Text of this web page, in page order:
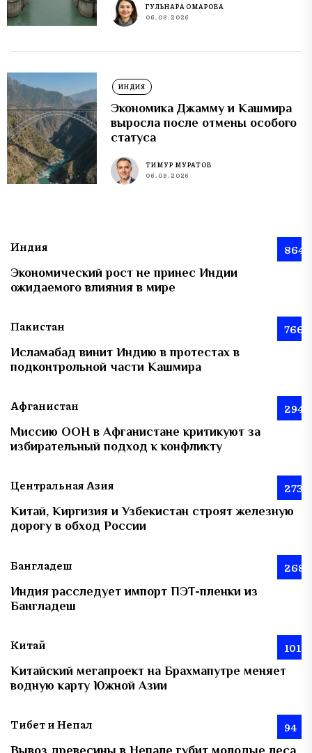
ГУЛЬНАРА ОМАРОВА
06.08.2026
ИНДИЯ
Экономика Джамму и Кашмира
выросла после отмены особого
статуса
ТИМУР МУРАТОВ
06.08.2026
Индия 864
Экономический рост не принес Индии
ожидаемого влияния в мире
Пакистан 766
Исламабад винит Индию в протестах в
подконтрольной части Кашмира
Афганистан 294
Миссию ООН в Афганистане критикуют за
избирательный подход к конфликту
Центральная Азия 273
Китай, Киргизия и Узбекистан строят железную
дорогу в обход России
Бангладеш 268
Индия расследует импорт ПЭТ-пленки из
Бангладеш
Китай 101
Китайский мегапроект на Брахмапутре меняет
водную карту Южной Азии
Тибет и Непал 94
Вывоз древесины в Непале губит молодые леса